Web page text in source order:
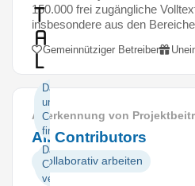
t
a
l
Daten
und
Code
finden
Daten und
Code
veröffentlichen
150.000 frei zugängliche
insbesondere aus den
Gemeinnütziger Betreiber
Anerkennung von
All Contributors
Kollaborativ arbeiten